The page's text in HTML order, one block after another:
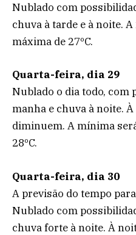
Nublado com
chuva à tarde e à noite.
máxima de 27ºC.
Quarta-feira, dia 29
Nublado o dia todo, com
manha e chuva à noite.
diminuem. A mínima
28ºC.
Quarta-feira, dia 30
A previsão do tempo
Nublado com
chuva forte à noite. À